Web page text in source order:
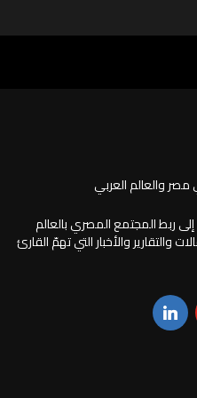
والعالم العربي
ربط المجتمع المصري بالعالم
والتقارير والأخبار التي تهمّ القارئ